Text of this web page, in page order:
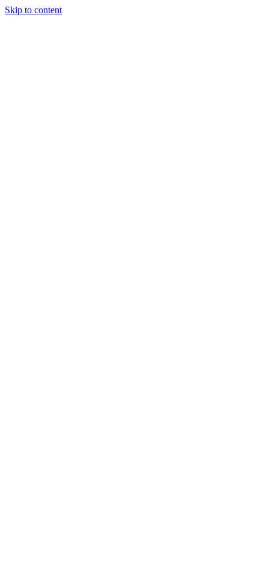
Skip to content